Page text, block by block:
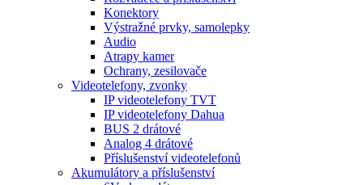
Konektory
Výstražné prvky, samolepky
Audio
Atrapy kamer
Ochrany, zesilovače
Videotelefony, zvonky
IP videotelefony TVT
IP videotelefony Dahua
BUS 2 drátové
Analog 4 drátové
Příslušenství videotelefonů
Akumulátory a příslušenství